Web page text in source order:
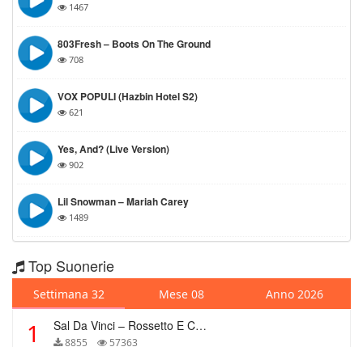
1467
803Fresh – Boots On The Ground
708
VOX POPULI (Hazbin Hotel S2)
621
Yes, And? (live Version)
902
Lil Snowman – Mariah Carey
1489
Top Suonerie
Settimana 32 Mese 08 Anno 2026
1 Sal Da Vinci – Rossetto E Caffè
8855 57363